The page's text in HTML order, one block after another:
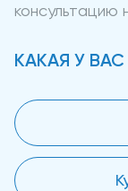
консультацию
КАКАЯ У